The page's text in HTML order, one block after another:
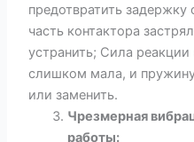
предотвратить задержку
часть контактора
устранить; Сила
слишком мала, и
или заменить.
Чрезмерная
работы: